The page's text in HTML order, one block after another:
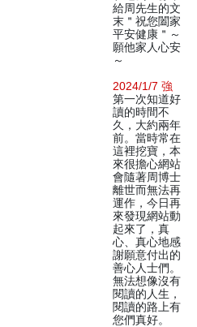
給周先生的文
末＂祝您闔家
平安健康＂～
願他家人心安
～
2024/1/7 強
第一次知道好
讀的時間不
久，大約兩年
前。當時常在
這裡挖寶，本
來很擔心網站
會隨著周博士
離世而無法再
運作，今日再
來發現網站動
起來了，真
心、真心地感
謝願意付出的
善心人士們。
無法想像沒有
閱讀的人生，
閱讀的路上有
您們真好。